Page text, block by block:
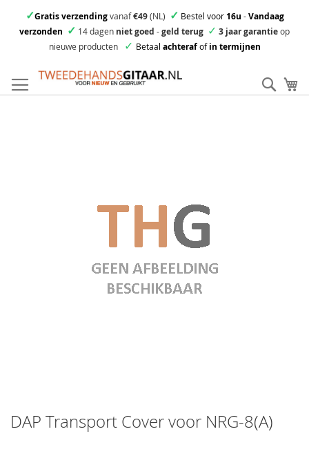
✓Gratis verzendingvanaf€49(NL) ✓ Bestel voor16u -Vandaag
verzonden ✓ 14 dagen niet goed -geld terug ✓ 3 jaar garantieop
nieuwe producten
✓ Betaal achterafofin termijnen
direct
door
DAP Transport Cover voor NRG-8(A)
to
the